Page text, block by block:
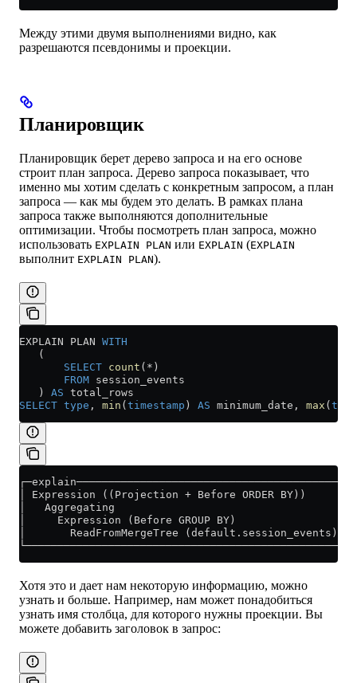
Между этими двумя выполнениями видно, как
разрешаются псевдонимы и проекции.
Планировщик
Планировщик берет дерево запроса и на его основе
строит план запроса. Дерево запроса показывает, что
именно мы хотим сделать с конкретным запросом, а план
запроса — как мы будем это делать. В рамках плана
запроса также выполняются дополнительные
оптимизации. Чтобы посмотреть план запроса, можно
использовать EXPLAIN PLAN или EXPLAIN (EXPLAIN
выполнит EXPLAIN PLAN).
EXPLAIN PLAN WITH
   (
       SELECT
count ( * )
       FROM
session_events
   )
AS total_rows
SELECT type , min (timestamp ) AS minimum_date, max (
┌─explain──────────────────────────────────────────┐
│ Expression ((Projection + Before ORDER BY))      │
│   Aggregating                                    │
│     Expression (Before GROUP BY)                 │
│       ReadFromMergeTree (default.session_events) │
└──────────────────────────────────────────────────┘
Хотя это и дает нам некоторую информацию, можно
узнать и больше. Например, нам может понадобиться
узнать имя столбца, для которого нужны проекции. Вы
можете добавить заголовок в запрос: